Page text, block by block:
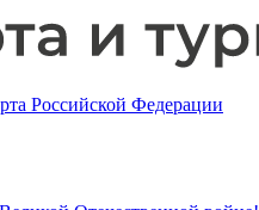
Российской Федерации